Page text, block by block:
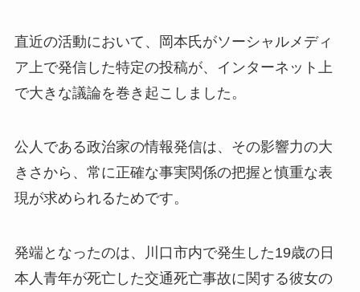
直近の活動において、岡本氏がソーシャルメディ
ア上で発信した特定の投稿が、インターネット上
で大きな議論を巻き起こしました。
公人である政治家の情報発信は、その影響力の大
きさから、常に正確な事実関係の把握と慎重な表
現が求められるためです。
発端となったのは、川口市内で発生した19歳の日
本人青年が死亡した交通死亡事故に関する彼女の